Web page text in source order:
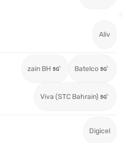
Aliv
zain BH Batelco
Viva (STC Bahrain)
Digicel